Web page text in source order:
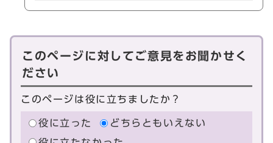
このページに対してご意見をお聞かせく
ださい
このページは役に立ちましたか？
役に立った
どちらともいえない